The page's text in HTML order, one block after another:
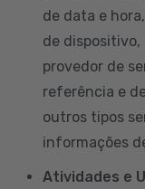
de data e
de
provedor de
referência e
outros tipos
informações
Atividades e